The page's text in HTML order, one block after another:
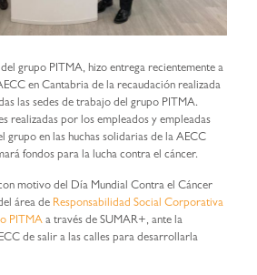
grupo PITMA, hizo entrega recientemente a
en Cantabria de la recaudación realizada
las sedes de trabajo del grupo PITMA.
realizadas por los empleados y empleadas
grupo en las huchas solidarias de la AECC
fondos para la lucha contra el cáncer.
motivo del Día Mundial Contra el Cáncer
área de Responsabilidad Social Corporativa
PITMAa través de SUMAR+, ante la
de salir a las calles para desarrollarla